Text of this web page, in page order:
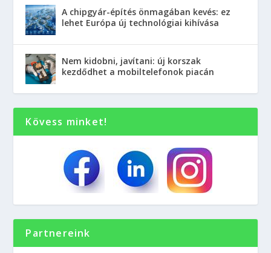
A chipgyár-építés önmagában kevés: ez
lehet Európa új technológiai kihívása
Nem kidobni, javítani: új korszak
kezdődhet a mobiltelefonok piacán
Kövess minket!
Partnereink